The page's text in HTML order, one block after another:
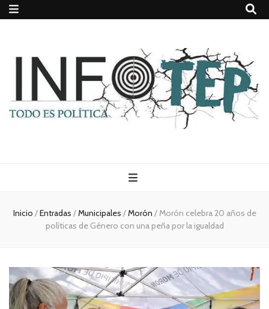
Todo es
(rosca)
política
Inicio /Entradas /Municipales /Morón /Morón celebra 20 años de
políticas de Género con una peña por la igualdad